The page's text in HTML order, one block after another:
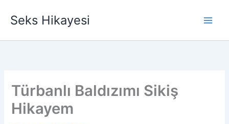
atlaSeks Hikayesi
Türbanlı Baldızımı Sikiş
Hikayem